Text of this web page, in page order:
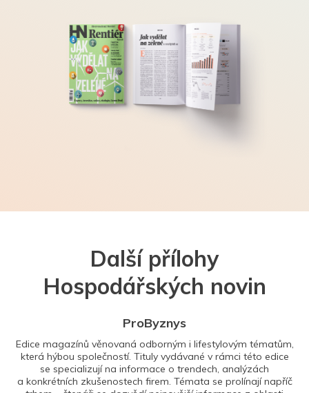
Další přílohy
Hospodářských novin
ProByznys
Edice magazínů věnovaná odborným i lifestylovým tématům,
která hýbou společností. Tituly vydávané v rámci této edice
se specializují na informace o trendech, analýzách
a konkrétních zkušenostech firem. Témata se prolínají napříč